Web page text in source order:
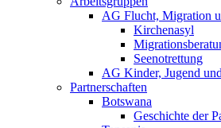
AG Flucht, Migration
Kirchenasyl
Seenotrettung
AG Kinder, Jugend
Partnerschaften
Botswana
Geschichte der